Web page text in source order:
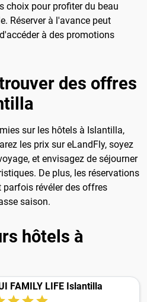
choix pour profiter du beau
Réserver à l'avance peut
à des promotions
des offres
sur les hôtels à Islantilla,
les prix sur eLandFly, soyez
et envisagez de séjourner
De plus, les réservations
parfois révéler des offres
saison.
hôtels à
FAMILY LIFE Islantilla